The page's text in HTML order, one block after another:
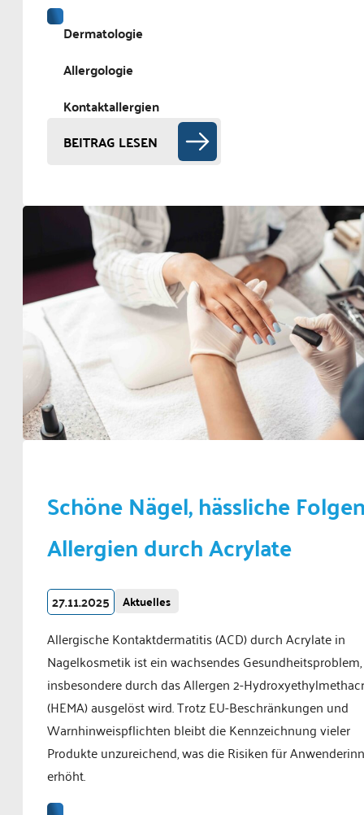
Dermatologie
Allergologie
Kontaktallergien
BEITRAG LESEN
Schöne Nägel, hässliche
Allergien durch Acrylate
27.11.2025 Aktuelles
Allergische Kontaktdermatitis (ACD) durch Acrylate in
Nagelkosmetik ist ein wachsendes
insbesondere durch das Allergen 2-
(HEMA) ausgelöst wird. Trotz EU-Beschränkungen und
Warnhinweispflichten bleibt die Kennzeichnung vieler
Produkte unzureichend, was die Risiken für
erhöht.